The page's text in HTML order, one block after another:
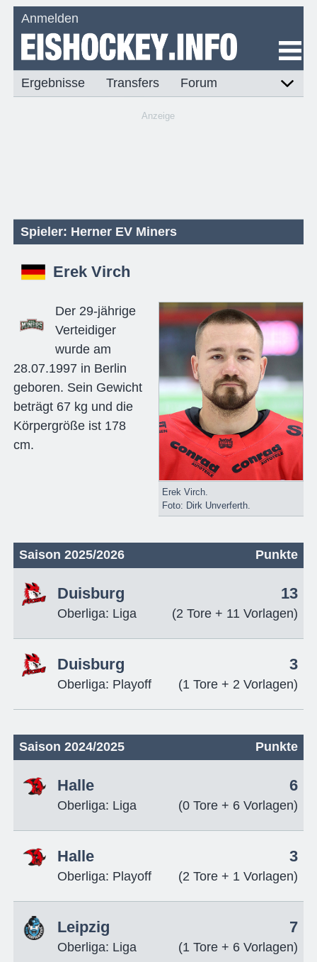
Anmelden
Ergebnisse Transfers Forum
Anzeige
Spieler: Herner EV Miners
Erek Virch
Erek Virch.
Foto: Dirk Unverferth.
Der 29-jährige
Verteidiger
wurde am
28.07.1997 in Berlin
geboren. Sein Gewicht
beträgt 67 kg und die
Körpergröße ist 178
cm.
Saison 2025/2026 Punkte
Duisburg
Oberliga: Liga
13
(2 Tore + 11 Vorlagen)
Duisburg
Oberliga: Playoff
3
(1 Tore + 2 Vorlagen)
Saison 2024/2025 Punkte
Halle
Oberliga: Liga
6
(0 Tore + 6 Vorlagen)
Halle
Oberliga: Playoff
3
(2 Tore + 1 Vorlagen)
Leipzig
Oberliga: Liga
7
(1 Tore + 6 Vorlagen)